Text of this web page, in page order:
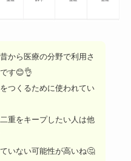
から医療の分野で利用さ
す😊👌
つくるために使われてい
重をキープしたい人は他
いない可能性が高いね🤔